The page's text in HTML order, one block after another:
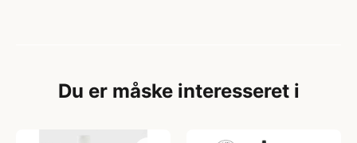
Du er måske interesseret i